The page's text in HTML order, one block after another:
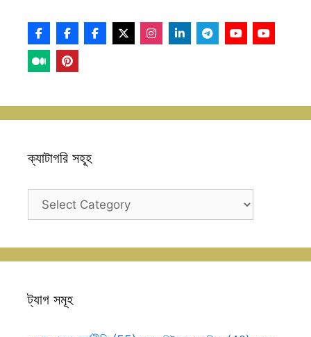
ক্যাটাগরি সহূহ
ক্যাটাগরি
ট্যাগ সমূহ